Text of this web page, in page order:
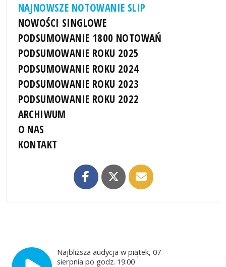
NAJNOWSZE NOTOWANIE SLIP
NOWOŚCI SINGLOWE
PODSUMOWANIE 1800 NOTOWAŃ
PODSUMOWANIE ROKU 2025
PODSUMOWANIE ROKU 2024
PODSUMOWANIE ROKU 2023
PODSUMOWANIE ROKU 2022
ARCHIWUM
O NAS
KONTAKT
Najbliższa audycja w piątek, 07
sierpnia po godz. 19:00